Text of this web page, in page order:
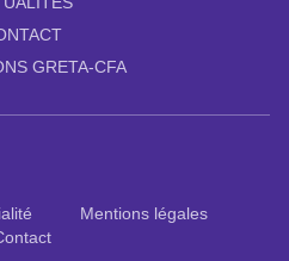
GRETA-CFA
Mentions légales